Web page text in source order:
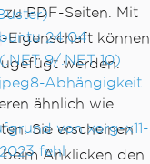
24.04
9/.NET 10)
Abhängigkeit
von xorg-x11-
fehl
PDF-Seiten. Mit
-Eigenschaft können
werden.
ähnlich wie
Sie erscheinen
Anklicken den